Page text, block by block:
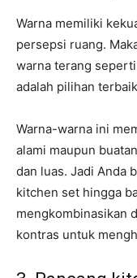
Warna memiliki
persepsi ruang.
warna terang
adalah pilihan
Warna-warna ini
alami maupun
dan luas. Jadi Anda
kitchen set hingga
mengkombinasikan
kontras untuk